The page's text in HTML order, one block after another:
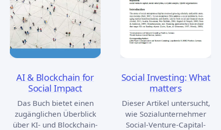
AI & Blockchain for
Social Impact
Das Buch bietet einen
zugänglichen Überblick
über KI- und Blockchain-
Social Investing: What
matters
Dieser Artikel untersucht,
wie Sozialunternehmer
Social-Venture-Capital-